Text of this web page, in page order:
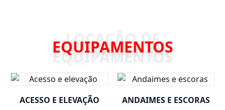
EQUIPAMENTOS
ACESSO E ELEVAÇÃO ANDAIMES E ESCORAS